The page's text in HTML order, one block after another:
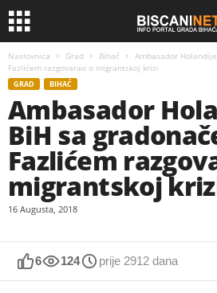
Naslovnica Grad Bihać
Ambasador
Fazlićem razgovarao o migrantskoj krizi
GRAD BIHAĆ
Ambasador
BiH sa
Fazlićem
migrantskoj
16 Augusta, 2018
6 124 prije 2912 dana